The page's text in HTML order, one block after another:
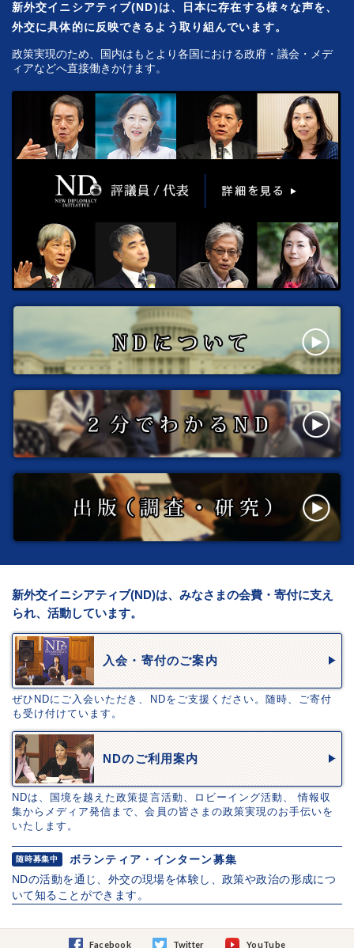
新外交イニシアティブ(ND)は、日本に存在する様々な声を、
外交に具体的に反映できるよう取り組んでいます。
政策実現のため、国内はもとより各国における政府・議会・メデ
ィアなどへ直接働きかけます。
新外交イニシアティブ(ND)は、みなさまの会費・寄付に支え
られ、活動しています。
入会・寄付のご案内
ぜひNDにご入会いただき、NDをご支援ください。随時、ご寄付
も受け付けています。
NDのご利用案内
NDは、国境を越えた政策提言活動、ロビーイング活動、 情報収
集からメディア発信まで、会員の皆さまの政策実現のお手伝いを
いたします。
随時募集中
ボランティア・インターン募集
NDの活動を通じ、外交の現場を体験し、政策や政治の形成につ
いて知ることができます。
Facebook Twitter YouTube